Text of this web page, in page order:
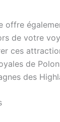
offre
de votre
ces
de
des